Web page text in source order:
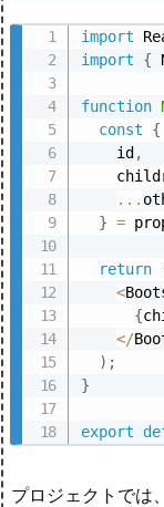
import
import
{
function
const
{
    id
,
...
} =
return
<
{
</
) ;
}
export
プロジェクトでは